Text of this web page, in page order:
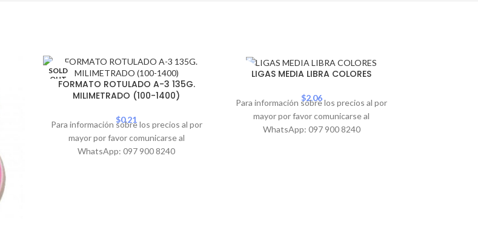
SOLD
OUTFORMATO ROTULADO A-3 135G.
MILIMETRADO (100-1400)
$0.21
Para información sobre los precios al por
mayor por favor comunicarse al
WhatsApp: 097 900 8240
SOLDLIGAS MEDIA LIBRA COLORES
$2.06
Para información sobre los precios al por
mayor por favor comunicarse al
WhatsApp: 097 900 8240